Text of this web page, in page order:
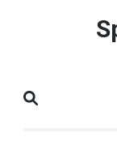
Entrée)